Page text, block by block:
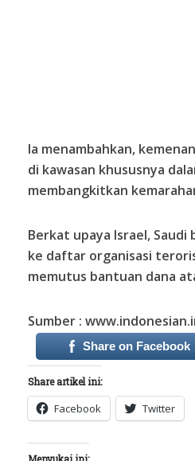
Ia menambahkan,
di kawasan khususnya
membangkitkan
Berkat upaya Israel, Saudi
ke daftar organisasi
memutus bantuan dana
Sumber :
Share on Facebook
Share artikel ini:
Facebook Twitter